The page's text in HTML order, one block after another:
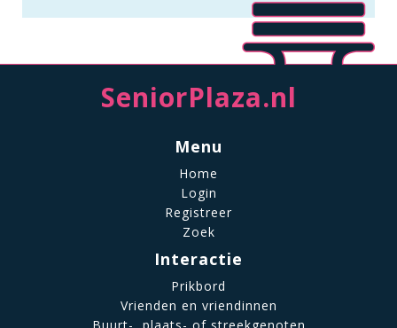
SeniorPlaza.nl
Menu
Home
Login
Registreer
Zoek
Interactie
Prikbord
Vrienden en vriendinnen